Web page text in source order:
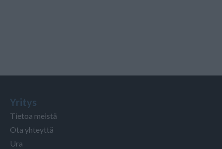
Yritys
Tietoa meistä
Ota yhteyttä
Ura